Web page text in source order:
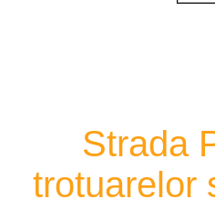
Strada
trotuarelor